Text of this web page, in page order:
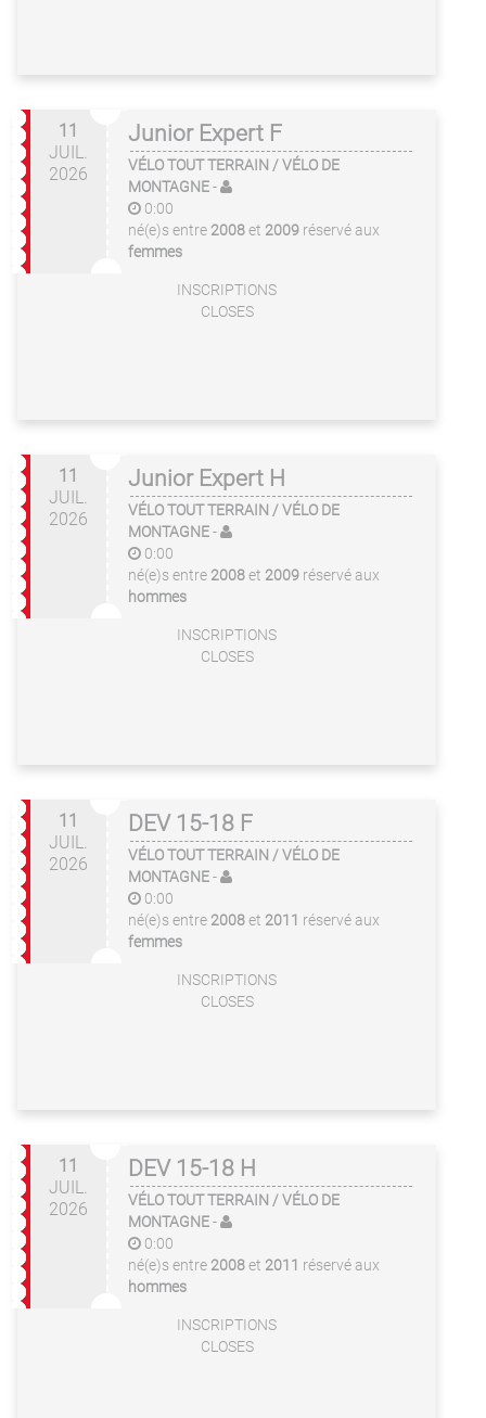
11
JUIL.
2026
Junior Expert F
VÉLO TOUT TERRAIN / VÉLO DE
MONTAGNE-
0:00
né(e)s entre 2008et 2009 réservé aux
femmes
INSCRIPTIONS
CLOSES
11
JUIL.
2026
Junior Expert H
VÉLO TOUT TERRAIN / VÉLO DE
MONTAGNE-
0:00
né(e)s entre 2008et 2009 réservé aux
hommes
INSCRIPTIONS
CLOSES
11
JUIL.
2026
DEV 15-18 F
VÉLO TOUT TERRAIN / VÉLO DE
MONTAGNE-
0:00
né(e)s entre 2008et 2011 réservé aux
femmes
INSCRIPTIONS
CLOSES
11
JUIL.
2026
DEV 15-18 H
VÉLO TOUT TERRAIN / VÉLO DE
MONTAGNE-
0:00
né(e)s entre 2008et 2011 réservé aux
hommes
INSCRIPTIONS
CLOSES